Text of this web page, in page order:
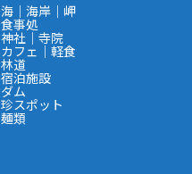
海｜海岸｜岬
食事処
神社｜寺院
カフェ｜軽食
林道
宿泊施設
ダム
珍スポット
麺類